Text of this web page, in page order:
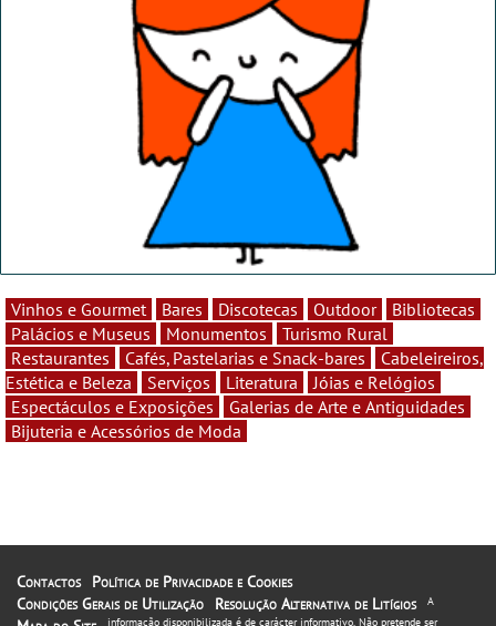
Vinhos e Gourmet Bares Discotecas Outdoor
Bibliotecas
Palácios e Museus
Monumentos
Turismo Rural
Restaurantes
Cafés, Pastelarias e Snack-bares
Cabeleireiros,
Estética e Beleza
Serviços Literatura
Jóias e Relógios
Espectáculos e Exposições
Galerias de Arte e Antiguidades
Bijuteria e Acessórios de Moda
Contactos
Política de Privacidade e Cookies
Condições Gerais de Utilização
Resolução Alternativa de Litígios
A
informação disponibilizada é de carácter informativo. Não pretende ser